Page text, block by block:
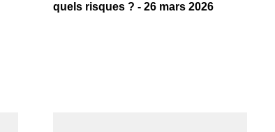
quels risques ? - 26 mars 2026